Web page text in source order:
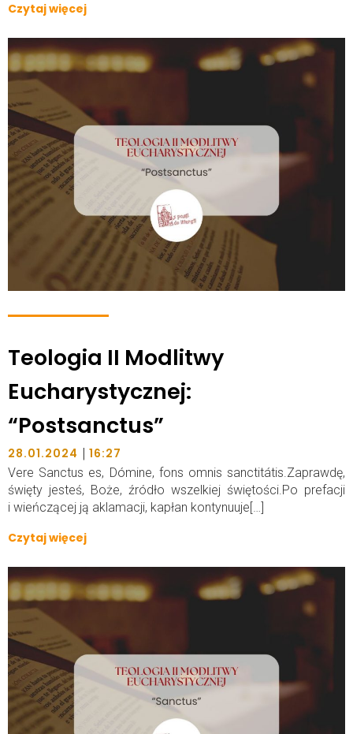
Czytaj więcej
Teologia II Modlitwy
Eucharystycznej:
“Postsanctus”
28.01.2024 | 16:27
Vere Sanctus es, Dómine, fons omnis sanctitátis.Zaprawdę,
święty jesteś, Boże, źródło wszelkiej świętości.Po prefacji
i wieńczącej ją aklamacji, kapłan kontynuuje[…]
Czytaj więcej